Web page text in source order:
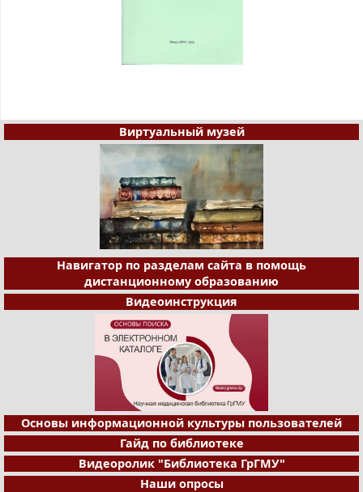
Виртуальный музей
Навигатор по разделам сайта в помощь
дистанционному образованию
Видеоинструкция
Основы информационной культуры пользователей
Гайд по библиотеке
Видеоролик "Библиотека ГрГМУ"
Наши опросы